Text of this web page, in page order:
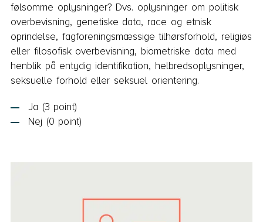
følsomme oplysninger? Dvs. oplysninger om politisk
overbevisning, genetiske data, race og etnisk
oprindelse, fagforeningsmæssige tilhørsforhold, religiøs
eller filosofisk overbevisning, biometriske data med
henblik på entydig identifikation, helbredsoplysninger,
seksuelle forhold eller seksuel orientering.
Ja (3 point)
Nej (0 point)